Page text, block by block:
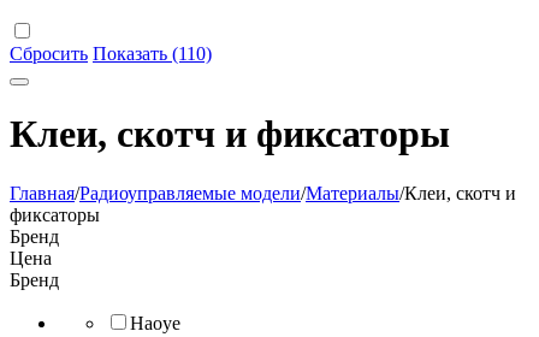
Сбросить Показать (110)
Клеи, скотч и фиксаторы
Главная/Радиоуправляемые модели/Материалы/Клеи, скотч и
фиксаторы
Бренд
Цена
Бренд
Haoye